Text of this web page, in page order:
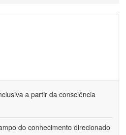
a partir da consciência
do conhecimento direcionado